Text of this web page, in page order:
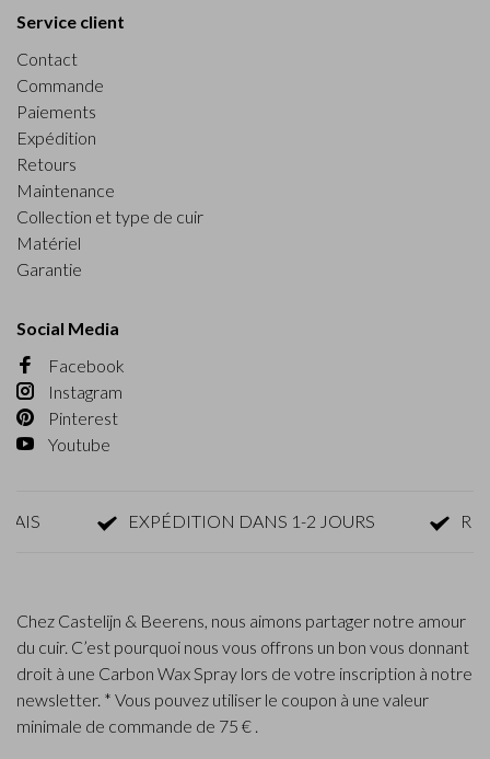
Service client
Contact
Commande
Paiements
Expédition
Retours
Maintenance
Collection et type de cuir
Matériel
Garantie
Social Media
Facebook
Instagram
Pinterest
Youtube
EXPÉDITION DANS 1-2 JOURS
Chez Castelijn & Beerens, nous aimons partager notre amour
du cuir. C’est pourquoi nous vous offrons un bon vous donnant
droit à une Carbon Wax Spray lors de votre inscription à notre
newsletter. * Vous pouvez utiliser le coupon à une valeur
minimale de commande de 75 € .